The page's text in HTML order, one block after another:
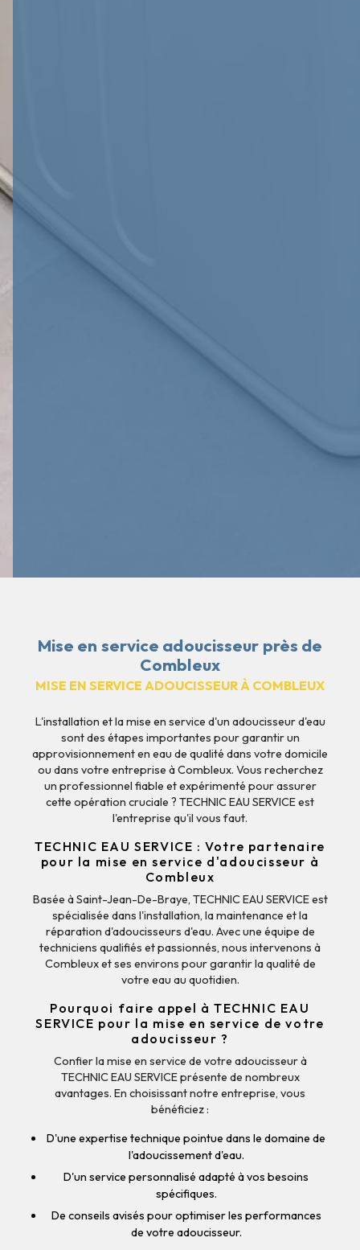
Mise en service adoucisseur près de
Combleux
MISE EN SERVICE ADOUCISSEUR À COMBLEUX
L'installation et la mise en service d'un adoucisseur d'eau
sont des étapes importantes pour garantir un
approvisionnement en eau de qualité dans votre domicile
ou dans votre entreprise à Combleux. Vous recherchez
un professionnel fiable et expérimenté pour assurer
cette opération cruciale ? TECHNIC EAU SERVICE est
l'entreprise qu'il vous faut.
TECHNIC EAU SERVICE : Votre partenaire
pour la mise en service d'adoucisseur à
Combleux
Basée à Saint-Jean-De-Braye, TECHNIC EAU SERVICE est
spécialisée dans l'installation, la maintenance et la
réparation d'adoucisseurs d'eau. Avec une équipe de
techniciens qualifiés et passionnés, nous intervenons à
Combleux et ses environs pour garantir la qualité de
votre eau au quotidien.
Pourquoi faire appel à TECHNIC EAU
SERVICE pour la mise en service de votre
adoucisseur ?
Confier la mise en service de votre adoucisseur à
TECHNIC EAU SERVICE présente de nombreux
avantages. En choisissant notre entreprise, vous
bénéficiez :
D'une expertise technique pointue dans le domaine de
l'adoucissement d'eau.
D'un service personnalisé adapté à vos besoins
spécifiques.
De conseils avisés pour optimiser les performances
de votre adoucisseur.